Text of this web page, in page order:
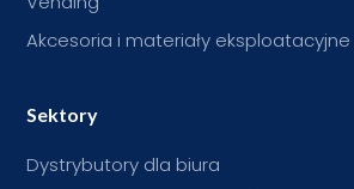
Akcesoria i materiały eksploatacyjne
Sektory
Dystrybutory dla biura